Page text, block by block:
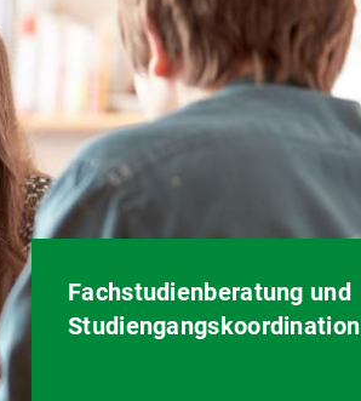
Fachstudienberatung und
Studiengangskoordination